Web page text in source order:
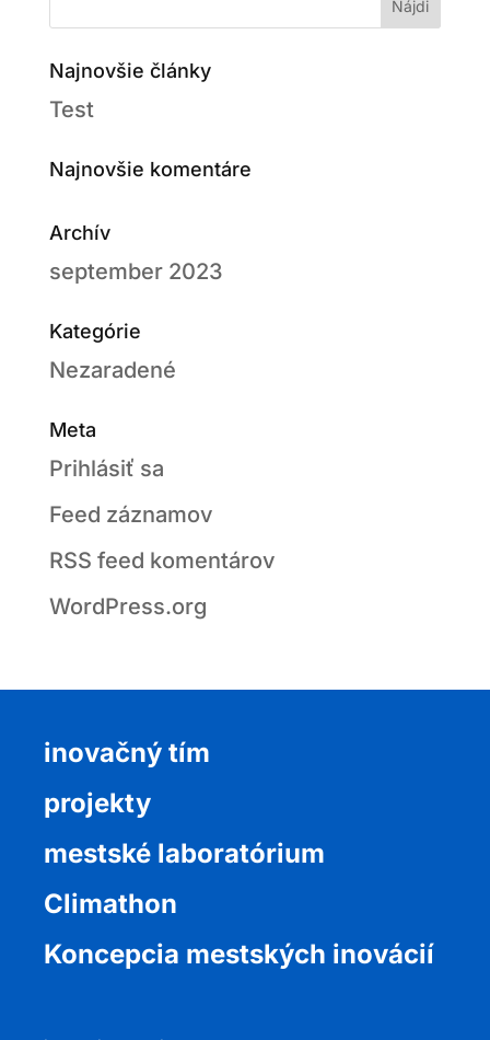
Najnovšie články
Test
Najnovšie komentáre
Archív
september 2023
Kategórie
Nezaradené
Meta
Prihlásiť sa
Feed záznamov
RSS feed komentárov
WordPress.org
inovačný tím
projekty
mestské laboratórium
Climathon
Koncepcia mestských inovácií